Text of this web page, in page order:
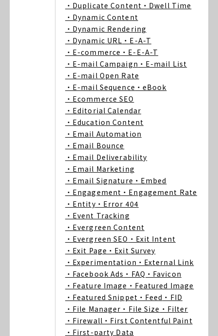
・Duplicate Content ・Dwell Time
・Dynamic Content
・Dynamic Rendering
・Dynamic URL ・E-A-T
・E-commerce ・E-E-A-T
・E-mail Campaign ・E-mail List
・E-mail Open Rate
・E-mail Sequence ・eBook
・Ecommerce SEO
・Editorial Calendar
・Education Content
・Email Automation
・Email Bounce
・Email Deliverability
・Email Marketing
・Email Signature ・Embed
・Engagement ・Engagement Rate
・Entity ・Error 404
・Event Tracking
・Evergreen Content
・Evergreen SEO ・Exit Intent
・Exit Page ・Exit Survey
・Experimentation ・External Link
・Facebook Ads ・FAQ ・Favicon
・Feature Image ・Featured Image
・Featured Snippet ・Feed ・FID
・File Manager ・File Size ・Filter
・Firewall ・First Contentful Paint
・First-party Data